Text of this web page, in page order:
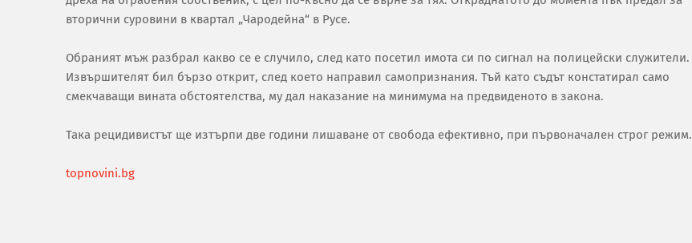
вторични суровини в квартал „Чародейна“ в Русе.
Обраният мъж разбрал какво се е случило, след като посетил имота си по сигнал на полицейски служители.
Извършителят бил бързо открит, след което направил самопризнания. Тъй като съдът констатирал само
смекчаващи вината обстоятелства, му дал наказание на минимума на предвиденото в закона.
Така рецидивистът ще изтърпи две години лишаване от свобода ефективно, при първоначален строг режим.
topnovini.bg